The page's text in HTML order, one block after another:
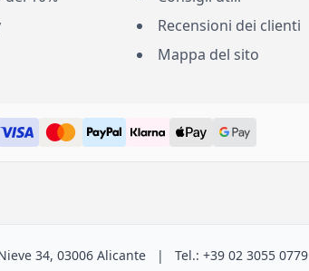
Recensioni dei clienti
Mappa del sito
34, 03006 Alicante | Tel.: +39 02 3055 0779